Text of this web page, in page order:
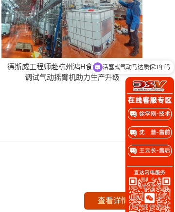
德斯威工程师赴杭州鸿H食品，高效安装
调试气动摇臂机助力生产升级
查看详情
活塞式气动马达质保3年吗